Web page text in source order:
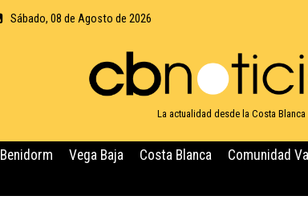
Sábado, 08 de Agosto de 2026
La actualidad desde la Costa Blanca
Benidorm Vega Baja Costa Blanca Comunidad